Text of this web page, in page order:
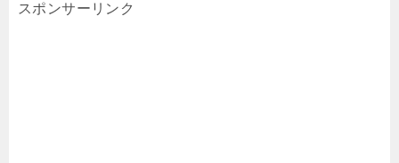
スポンサーリンク